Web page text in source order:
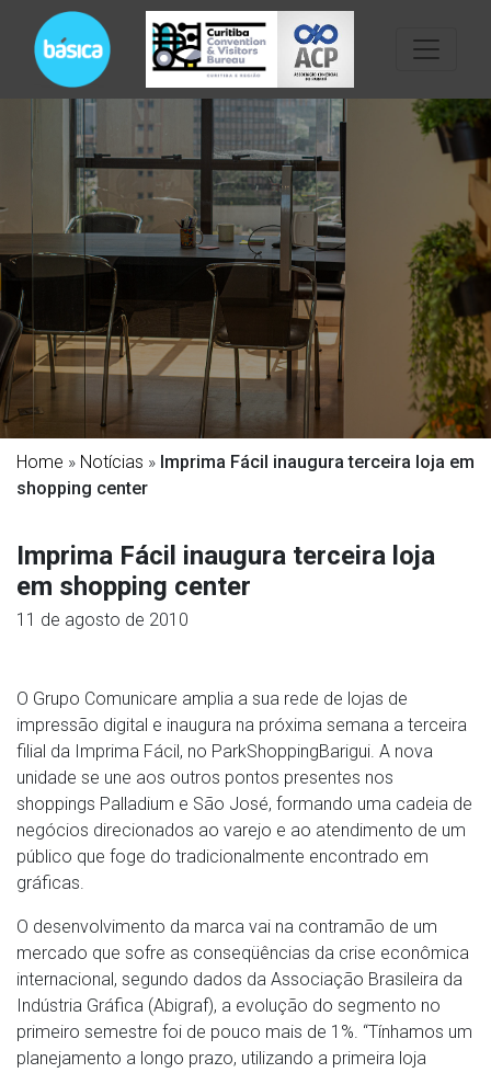
Home » Notícias » Imprima Fácil inaugura terceira loja em
shopping center
Imprima Fácil inaugura terceira loja
em shopping center
11 de agosto de 2010
O Grupo Comunicare amplia a sua rede de lojas de
impressão digital e inaugura na próxima semana a terceira
filial da Imprima Fácil, no ParkShoppingBarigui. A nova
unidade se une aos outros pontos presentes nos
shoppings Palladium e São José, formando uma cadeia de
negócios direcionados ao varejo e ao atendimento de um
público que foge do tradicionalmente encontrado em
gráficas.
O desenvolvimento da marca vai na contramão de um
mercado que sofre as conseqüências da crise econômica
internacional, segundo dados da Associação Brasileira da
Indústria Gráfica (Abigraf), a evolução do segmento no
primeiro semestre foi de pouco mais de 1%. “Tínhamos um
planejamento a longo prazo, utilizando a primeira loja